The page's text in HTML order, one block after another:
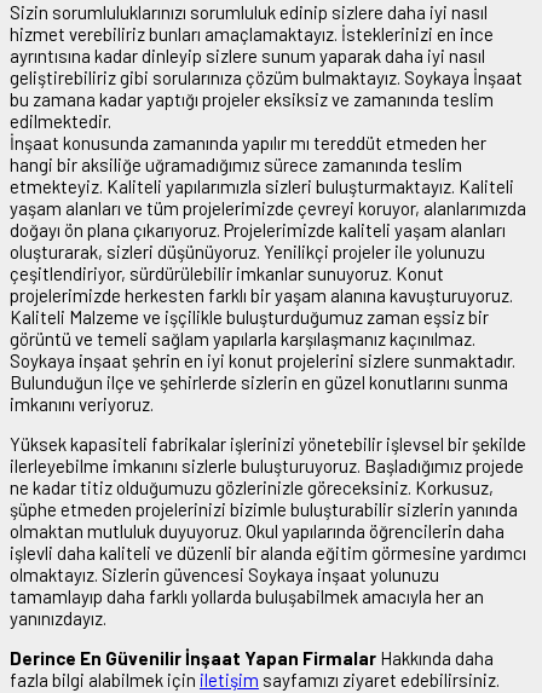
Sizin sorumluluklarınızı sorumluluk edinip sizlere daha iyi nasıl
hizmet verebiliriz bunları amaçlamaktayız. İsteklerinizi en ince
ayrıntısına kadar dinleyip sizlere sunum yaparak daha iyi nasıl
geliştirebiliriz gibi sorularınıza çözüm bulmaktayız. Soykaya İnşaat
bu zamana kadar yaptığı projeler eksiksiz ve zamanında teslim
edilmektedir.
İnşaat konusunda zamanında yapılır mı tereddüt etmeden her
hangi bir aksiliğe uğramadığımız sürece zamanında teslim
etmekteyiz. Kaliteli yapılarımızla sizleri buluşturmaktayız. Kaliteli
yaşam alanları ve tüm projelerimizde çevreyi koruyor, alanlarımızda
doğayı ön plana çıkarıyoruz. Projelerimizde kaliteli yaşam alanları
oluşturarak, sizleri düşünüyoruz. Yenilikçi projeler ile yolunuzu
çeşitlendiriyor, sürdürülebilir imkanlar sunuyoruz. Konut
projelerimizde herkesten farklı bir yaşam alanına kavuşturuyoruz.
Kaliteli Malzeme ve işçilikle buluşturduğumuz zaman eşsiz bir
görüntü ve temeli sağlam yapılarla karşılaşmanız kaçınılmaz.
Soykaya inşaat şehrin en iyi konut projelerini sizlere sunmaktadır.
Bulunduğun ilçe ve şehirlerde sizlerin en güzel konutlarını sunma
imkanını veriyoruz.
Yüksek kapasiteli fabrikalar işlerinizi yönetebilir işlevsel bir şekilde
ilerleyebilme imkanını sizlerle buluşturuyoruz. Başladığımız projede
ne kadar titiz olduğumuzu gözlerinizle göreceksiniz. Korkusuz,
şüphe etmeden projelerinizi bizimle buluşturabilir sizlerin yanında
olmaktan mutluluk duyuyoruz. Okul yapılarında öğrencilerin daha
işlevli daha kaliteli ve düzenli bir alanda eğitim görmesine yardımcı
olmaktayız. Sizlerin güvencesi Soykaya inşaat yolunuzu
tamamlayıp daha farklı yollarda buluşabilmek amacıyla her an
yanınızdayız.
Derince En Güvenilir İnşaat Yapan Firmalar Hakkında daha
fazla bilgi alabilmek için iletişim sayfamızı ziyaret edebilirsiniz.